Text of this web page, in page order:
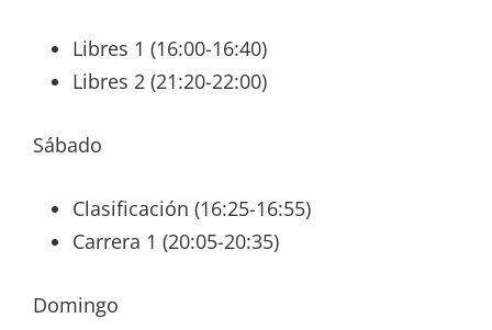
Libres 1 (16:00-16:40)
Libres 2 (21:20-22:00)
Sábado
Clasificación (16:25-16:55)
Carrera 1 (20:05-20:35)
Domingo